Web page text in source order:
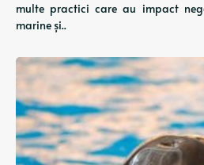
multe practici care au impact
marine și..